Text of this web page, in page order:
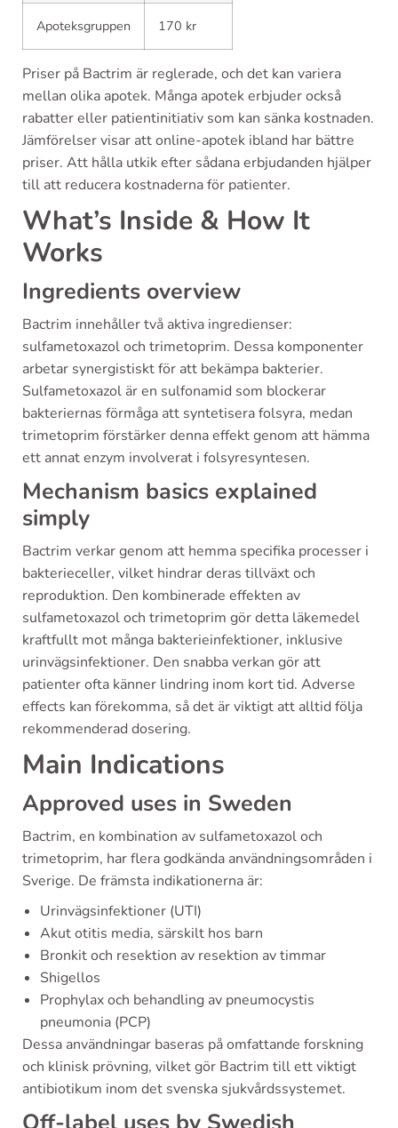
Apoteksgruppen 170 kr
Priser på Bactrim är reglerade, och det kan variera
mellan olika apotek. Många apotek erbjuder också
rabatter eller patientinitiativ som kan sänka kostnaden.
Jämförelser visar att online-apotek ibland har bättre
priser. Att hålla utkik efter sådana erbjudanden hjälper
till att reducera kostnaderna för patienter.
What’s Inside & How It
Works
Ingredients overview
Bactrim innehåller två aktiva ingredienser:
sulfametoxazol och trimetoprim. Dessa komponenter
arbetar synergistiskt för att bekämpa bakterier.
Sulfametoxazol är en sulfonamid som blockerar
bakteriernas förmåga att syntetisera folsyra, medan
trimetoprim förstärker denna effekt genom att hämma
ett annat enzym involverat i folsyresyntesen.
Mechanism basics explained
simply
Bactrim verkar genom att hemma specifika processer i
bakterieceller, vilket hindrar deras tillväxt och
reproduktion. Den kombinerade effekten av
sulfametoxazol och trimetoprim gör detta läkemedel
kraftfullt mot många bakterieinfektioner, inklusive
urinvägsinfektioner. Den snabba verkan gör att
patienter ofta känner lindring inom kort tid. Adverse
effects kan förekomma, så det är viktigt att alltid följa
rekommenderad dosering.
Main Indications
Approved uses in Sweden
Bactrim, en kombination av sulfametoxazol och
trimetoprim, har flera godkända användningsområden i
Sverige. De främsta indikationerna är:
Urinvägsinfektioner (UTI)
Akut otitis media, särskilt hos barn
Bronkit och resektion av resektion av timmar
Shigellos
Prophylax och behandling av pneumocystis
pneumonia (PCP)
Dessa användningar baseras på omfattande forskning
och klinisk prövning, vilket gör Bactrim till ett viktigt
antibiotikum inom det svenska sjukvårdssystemet.